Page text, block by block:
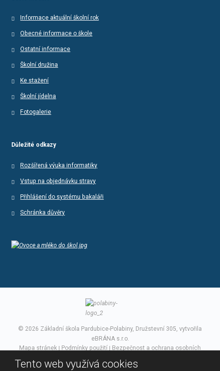
Informace aktuální školní rok
Obecné informace o škole
Ostatní informace
Školní družina
Ke stažení
Školní jídelna
Fotogalerie
Důležité odkazy
Rozšířená výuka informatiky
Vstup na objednávku stravy
Přihlášení do systému bakaláři
Schránka důvěry
© 2026 Základní škola Pardubice-Polabiny, Družstevní 305, vytvořila
eBRÁNA s.r.o.
Mapa stránek | Podmínky použití | Bezpečnost a ochrana osobních
Tento web využívá cookies